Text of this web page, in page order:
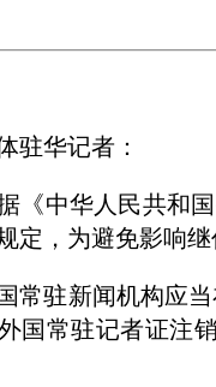
驻华记者：
中华人民共和国
定，为避免影响
驻新闻机构应当
国常驻记者证注